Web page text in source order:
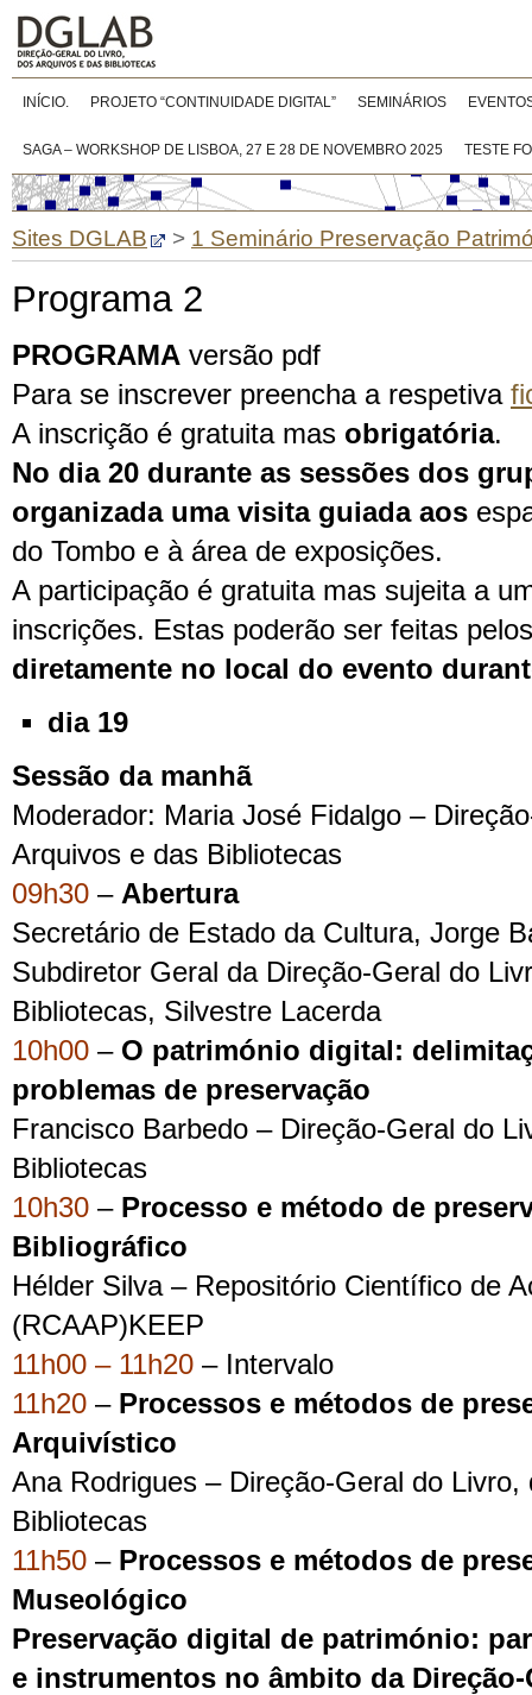
INÍCIO. PROJETO “CONTINUIDADE DIGITAL” SEMINÁRIOS
SAGA – WORKSHOP DE LISBOA, 27 E 28 DE NOVEMBRO 2025 TESTE
Sites DGLAB > 1 Seminário Preservação
Programa 2
PROGRAMA versão pdf
Para se inscrever preencha a respetiva
A inscrição é gratuita mas obrigatória.
No dia 20 durante as sessões dos
organizada uma visita guiada aos
do Tombo e à área de exposições.
A participação é gratuita mas sujeita a
inscrições. Estas poderão ser feitas
diretamente no local do evento
dia 19
Sessão da manhã
Moderador: Maria José Fidalgo –
Arquivos e das Bibliotecas
09h30 – Abertura
Secretário de Estado da Cultura, Jorge
Subdiretor Geral da Direção-Geral do
Bibliotecas, Silvestre Lacerda
10h00 – O património digital:
problemas de preservação
Francisco Barbedo – Direção-Geral do
Bibliotecas
10h30 – Processo e método de
Bibliográfico
Hélder Silva – Repositório Científico de
(RCAAP)KEEP
11h00 – 11h20 – Intervalo
11h20 – Processos e métodos de
Arquivístico
Ana Rodrigues – Direção-Geral do Livro,
Bibliotecas
11h50 – Processos e métodos de
Museológico
Preservação digital de património:
e instrumentos no âmbito da